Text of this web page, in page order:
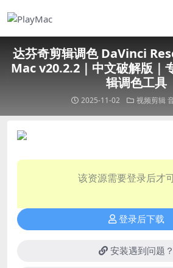
达芬奇剪辑调色 DaVinci
Mac v20.2.2｜中文破解版｜
辑调色工具
2025-11-02 视频剪辑
该资源需要登录后才
登录后下载
安装遇到问题？